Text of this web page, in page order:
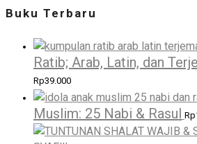
Buku Terbaru
Ratib; Arab, Latin, dan
Rp39.000
Muslim: 25 Nabi & Rasul Rp